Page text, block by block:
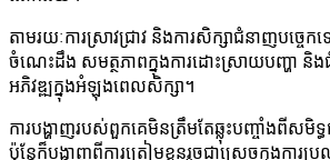
តាមរយៈការស្រាវជ្រាវ និងការសិក្សាជំនាញបច្ចេ
ចំណេះដឹង សមត្ថភាពក្នុងការដោះស្រាយបញ្ហា និ
អភិវឌ្ឍក្នុងអំឡុងពេលសិក្សា។
ការបង្ហាញរបស់ពួកគេមិនត្រឹមតែឆ្លុះបញ្ចាំងពីសមិទ្
ប៉ុន្តែក៏បង្ហាញពីការត្រៀមខ្លួនរួចជាស្រេចក្នុងកា